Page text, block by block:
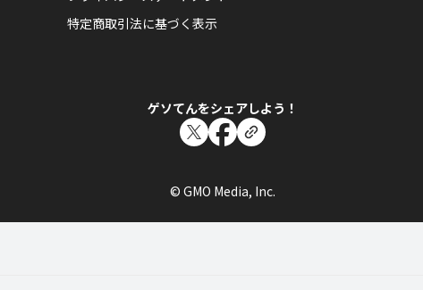
特定商取引法に基づく表示
ゲソてんをシェアしよう！
© GMO Media, Inc.